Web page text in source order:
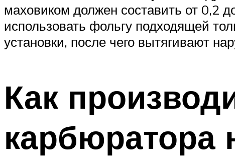
маховиком должен составить от 0,2
использовать фольгу подходящей
установки, после чего вытягивают
Как
карбюратора